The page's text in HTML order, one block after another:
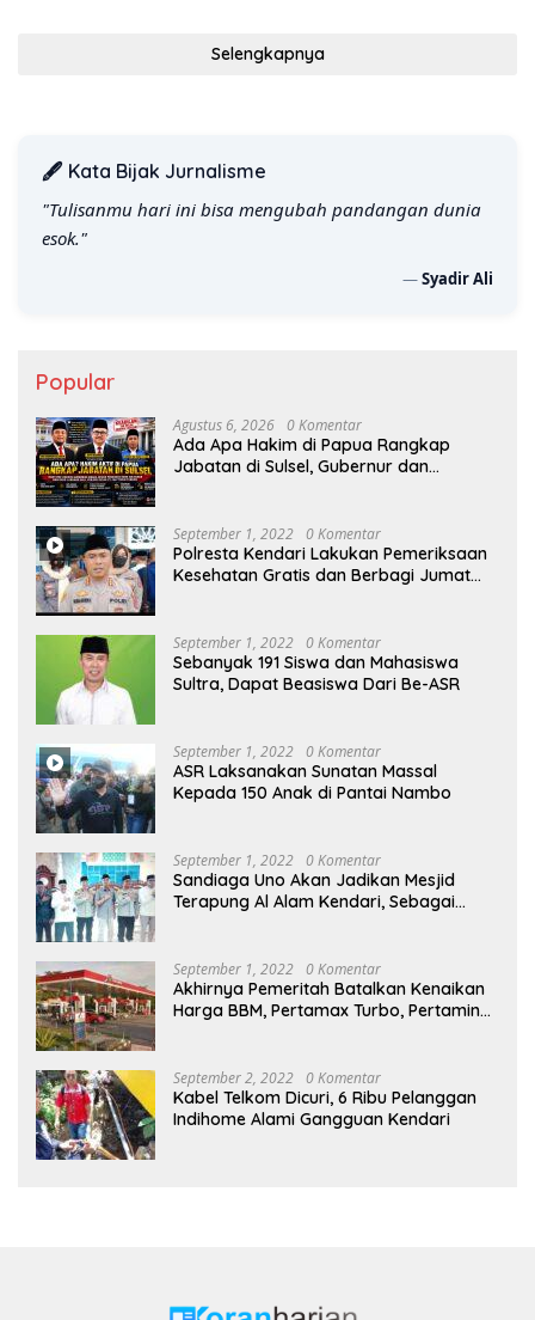
Selengkapnya
🖋️ Kata Bijak Jurnalisme
"Tulisanmu hari ini bisa mengubah pandangan dunia
esok."
—Syadir Ali
Popular
Agustus 6, 2026 0 Komentar
Ada Apa Hakim di Papua Rangkap
Jabatan di Sulsel, Gubernur dan
September 1, 2022 0 Komentar
Polresta Kendari Lakukan Pemeriksaan
Kesehatan Gratis dan Berbagi Jumat
September 1, 2022 0 Komentar
Sebanyak 191 Siswa dan Mahasiswa
Sultra, Dapat Beasiswa Dari Be-ASR
September 1, 2022 0 Komentar
ASR Laksanakan Sunatan Massal
Kepada 150 Anak di Pantai Nambo
September 1, 2022 0 Komentar
Sandiaga Uno Akan Jadikan Mesjid
Terapung Al Alam Kendari, Sebagai
September 1, 2022 0 Komentar
Akhirnya Pemeritah Batalkan Kenaikan
Harga BBM, Pertamax Turbo, Pertamina
September 2, 2022 0 Komentar
Kabel Telkom Dicuri, 6 Ribu Pelanggan
Indihome Alami Gangguan Kendari